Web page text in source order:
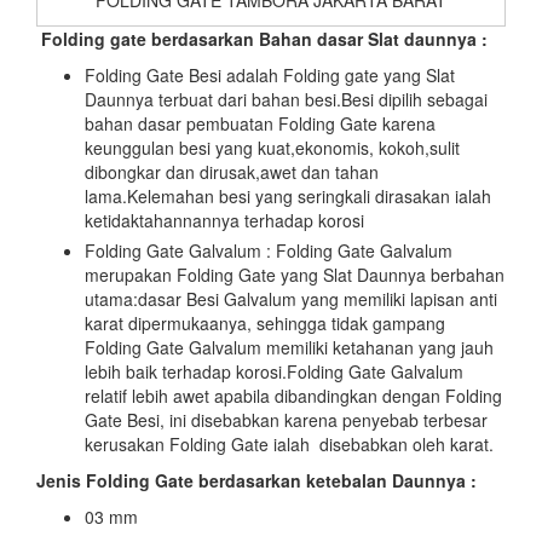
Folding gate berdasarkan Bahan dasar Slat daunnya :
Folding Gate Besi adalah Folding gate yang Slat
Daunnya terbuat dari bahan besi.Besi dipilih sebagai
bahan dasar pembuatan Folding Gate karena
keunggulan besi yang kuat,ekonomis, kokoh,sulit
dibongkar dan dirusak,awet dan tahan
lama.Kelemahan besi yang seringkali dirasakan ialah
ketidaktahannannya terhadap korosi
Folding Gate Galvalum : Folding Gate Galvalum
merupakan Folding Gate yang Slat Daunnya berbahan
utama:dasar Besi Galvalum yang memiliki lapisan anti
karat dipermukaanya, sehingga tidak gampang
Folding Gate Galvalum memiliki ketahanan yang jauh
lebih baik terhadap korosi.Folding Gate Galvalum
relatif lebih awet apabila dibandingkan dengan Folding
Gate Besi, ini disebabkan karena penyebab terbesar
kerusakan Folding Gate ialah disebabkan oleh karat.
Jenis Folding Gate berdasarkan ketebalan Daunnya :
03 mm